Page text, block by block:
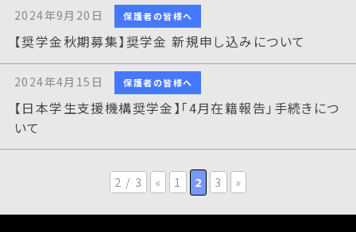
2024年9月20日 保護者の皆様へ
【奨学金秋期募集】奨学金 新規申し込みについて
2024年4月15日 保護者の皆様へ
【日本学生支援機構奨学金】「4月在籍報告」手続きにつ
いて
2 / 3 « 1 2 3 »